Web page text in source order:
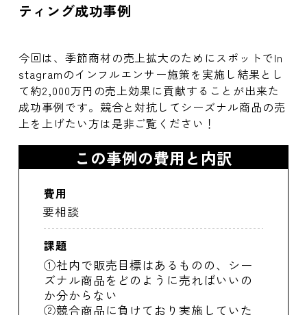
ティング成功事例
今回は、季節商材の売上拡大のためにスポットでIn
stagramのインフルエンサー施策を実施し結果とし
て約2,000万円の売上効果に貢献することが出来た
成功事例です。競合と対抗してシーズナル商品の売
上を上げたい方は是非ご覧ください！
この事例の費用と内訳
費用
要相談
課題
①社内で販売目標はあるものの、シー
ズナル商品をどのように売ればいいの
か分からない
②競合商品に負けており実施していた